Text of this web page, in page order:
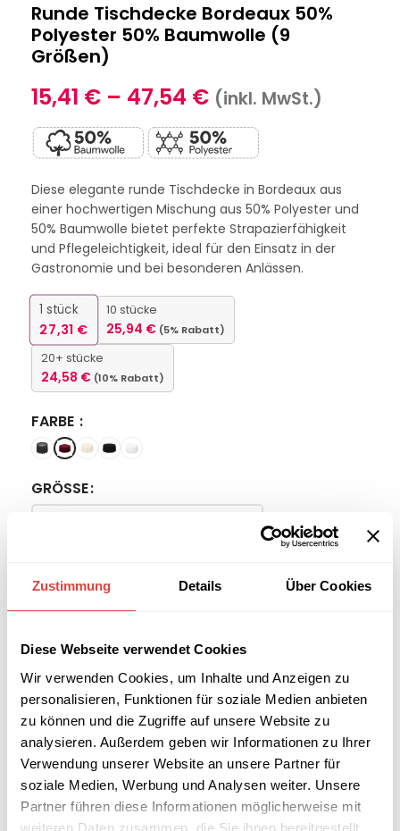
Zustimmung Details Über Cookies
Diese Webseite verwendet Cookies
Wir verwenden Cookies, um Inhalte und Anzeigen zu
personalisieren, Funktionen für soziale Medien anbieten
zu können und die Zugriffe auf unsere Website zu
analysieren. Außerdem geben wir Informationen zu Ihrer
Verwendung unserer Website an unsere Partner für
soziale Medien, Werbung und Analysen weiter. Unsere
Partner führen diese Informationen möglicherweise mit
weiteren Daten zusammen, die Sie ihnen bereitgestellt
Runde Tischdecke Bordeaux 50%
Polyester 50% Baumwolle (9
Größen)
15,41 € – 47,54 € (inkl. MwSt.)
Diese elegante runde Tischdecke in Bordeaux aus
einer hochwertigen Mischung aus 50% Polyester und
50% Baumwolle bietet perfekte Strapazierfähigkeit
und Pflegeleichtigkeit, ideal für den Einsatz in der
Gastronomie und bei besonderen Anlässen.
1 stück
27,31 €
10 stücke
25,94 € (5% Rabatt)
20+ stücke
24,58 € (10% Rabatt)
FARBE
GRÖSSE
-
Interessiert an
größeren
Stückzahlen?
B2B-Angebot
anfordern
Artikelnummer: n. v.
Kategorie:
runde Tischdecken
Schlagwort: Rabatt